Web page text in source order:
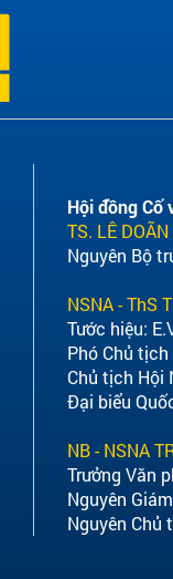
Hội đồng Cố
TS. LÊ
Nguyên Bộ
NSNA - ThS
Tước hiệu:
Phó Chủ
Chủ tịch Hội
Đại biểu
NB - NSNA
Trưởng Văn
Nguyên
Nguyên Chủ